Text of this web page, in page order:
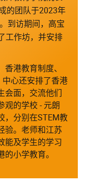
的团队于2023年
到访期间，高宝
工作坊，并安排
港教育制度、
心还安排了香港
会面，交流他们
观的学校 - 元朗
，分别在STEM教
验。老师和江苏
能及学生的学习
小学教育。